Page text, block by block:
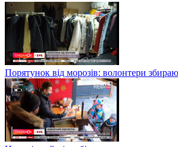
Порятунок від морозів: волонтери